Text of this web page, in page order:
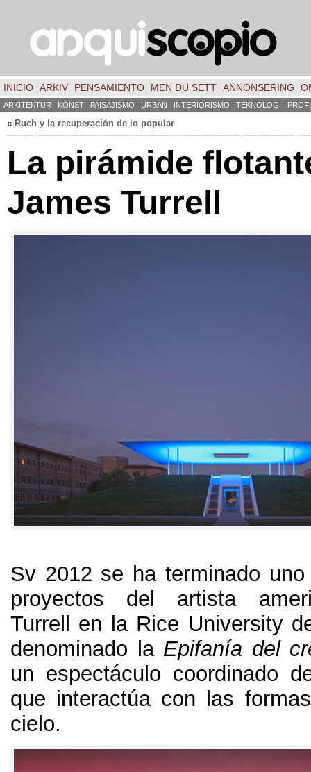
INICIO ARKIV PENSAMIENTO MEN DU SETT ANNONSERING
ARKITEKTUR KONST PAISAJISMO URBAN INTERIORISMO TEKNOLOGI
« Ruch y la recuperación de lo popular
La pirámide
James Turrell
Sv 2012 se ha terminado
proyectos del artista
Turrell en la Rice University
denominado la Epifanía del
un espectáculo coordinado
que interactúa con las
cielo.